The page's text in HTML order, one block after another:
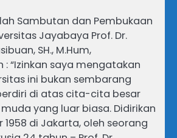
Sambutan dan Pembukaan
Jayabaya Prof. Dr.
SH., M.Hum,
“Izinkan saya mengatakan
ini bukan sembarang
di atas cita-cita besar
yang luar biasa. Didirikan
di Jakarta, oleh seorang